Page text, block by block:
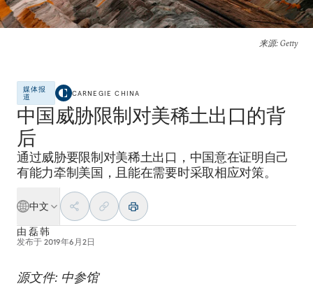
来源: Getty
媒体报
道
CARNEGIE CHINA
中国威胁限制对美稀土出口的背
后
通过威胁要限制对美稀土出口，中国意在证明自己
有能力牵制美国，且能在需要时采取相应对策。
中文
由 磊 韩
发布于 2019年6月2日
源文件: 中参馆